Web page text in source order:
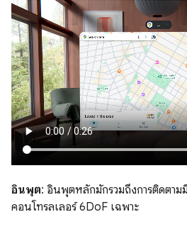
อินพุต: อินพุตหลักมักรวมถึงการติดตาม
คอนโทรลเลอร์ 6DoF เฉพาะ